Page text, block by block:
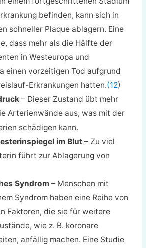
befinden, kann sich in
schneller Plaque ablagern. Eine
dass mehr als die Hälfte der
in Westeuropa und
einen vorzeitigen Tod aufgrund
Erkrankungen hatten.(12)
– Dieser Zustand übt mehr
Arterienwände aus, was mit der
schädigen kann.
im Blut – Zu viel
führt zur Ablagerung von
Syndrom – Menschen mit
Syndrom haben eine Reihe von
Faktoren, die sie für weitere
wie z. B. koronare
anfällig machen. Eine Studie